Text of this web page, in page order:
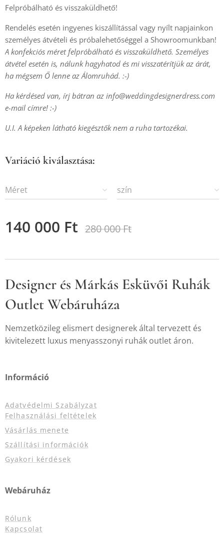
Felpróbálható és visszaküldhető!
Rendelés esetén ingyenes kiszállítással vagy nyílt napjainkon
személyes átvételi és próbalehetőséggel a Showroomunkban!
A konfekciós méret felpróbálható és visszaküldhető. Személyes
átvétel esetén is, nálunk hagyhatod és mi visszatérítjük az árát,
ha mégsem Ő lenne az Álomruhád. :-)
Ha kérdésed van, írj bátran az info@weddingdesignerdress.com
e-mail címre! :-)
U.I. A képeken látható kiegésztők nem a ruha tartozékai.
Variáció kiválasztása:
Méret szín
140 000 Ft 280 000Ft
Designer és Márkás Esküvői Ruhák
Outlet Webáruháza
Nemzetközileg elismert designerek által tervezett és
kivitelezett luxus menyasszonyi ruhák outlet áron.
Információ
Adatvédelmi Szabályzat
Felhasználási feltételek
Vásárlás menete
Szállítási információk
Gyakori kérdések
Webáruház
Rólunk
Kapcsolat